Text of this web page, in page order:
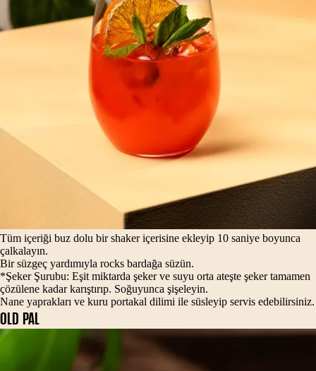
Tüm içeriği buz dolu bir shaker içerisine ekleyip 10 saniye boyunca
çalkalayın.
Bir süzgeç yardımıyla rocks bardağa süzün.
*Şeker Şurubu: Eşit miktarda şeker ve suyu orta ateşte şeker tamamen
çözülene kadar karıştırıp. Soğuyunca şişeleyin.
Nane yaprakları ve kuru portakal dilimi ile süsleyip servis edebilirsiniz.
OLD PAL